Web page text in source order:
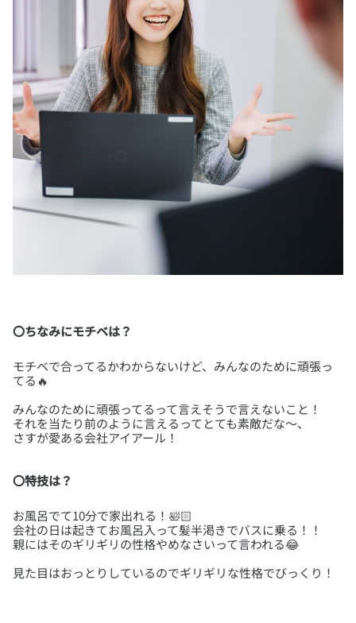
〇ちなみにモチベは？
モチベで合ってるかわからないけど、みんなのために頑張っ
みんなのために頑張ってるって言えそうで言えないこと！
それを当たり前のように言えるってとても素敵だな～、
〇特技は？
お風呂でて10分で家出れる！🛀🏻
会社の日は起きてお風呂入って髪半渇きでバスに乗る！！